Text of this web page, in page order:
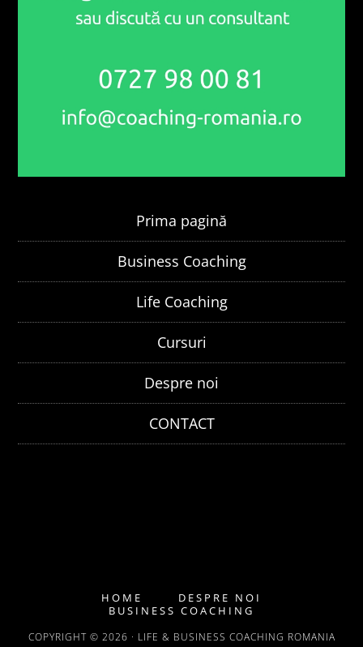
Prima pagină
Business Coaching
Life Coaching
Cursuri
Despre noi
CONTACT
HOME
DESPRE NOI
BUSINESS COACHING
COPYRIGHT © 2026 · LIFE & BUSINESS COACHING ROMANIA